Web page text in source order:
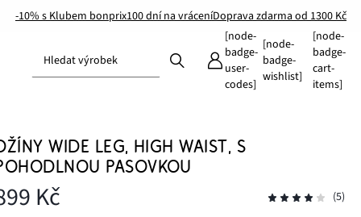
-10% s Klubem bonprix100 dní na vráceníDoprava zdarma od 1300 Kč
Hledat výrobek
[node-
badge-
user-
codes]
[node-
badge-
wishlist]
[node-
badge-
cart-
items]
WIDE LEG, HIGH WAIST, S
PASOVKOU
Kč (5)